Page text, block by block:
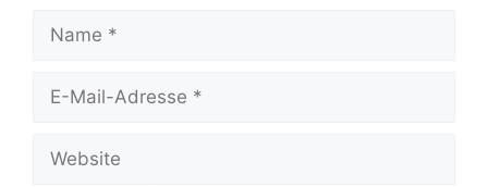
Name
Website